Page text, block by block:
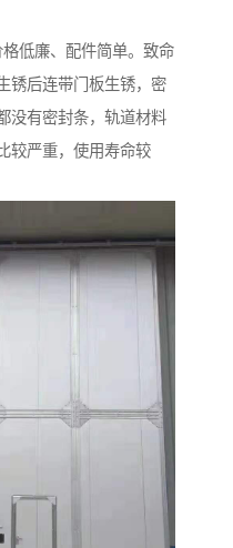
低廉、配件简单。致命
锈后连带门板生锈，密
没有密封条，轨道材料
较严重，使用寿命较